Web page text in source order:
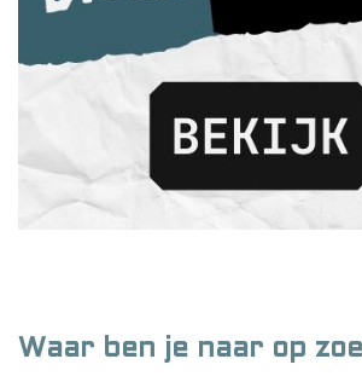
Waar ben je naar op